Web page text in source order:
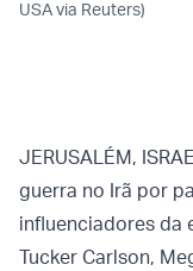
USA via Reuters)
JERUSALÉM,
guerra no Irã por
influenciadores da
Tucker Carlson,